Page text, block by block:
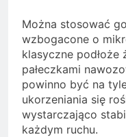
Można stosować
wzbogacone o
klasyczne podłoże
pałeczkami
powinno być na
ukorzeniania się
wystarczająco
każdym ruchu.